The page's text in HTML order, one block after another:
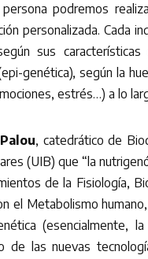
podremos
personalizada. Cada
sus
genética), según la
estrés…) a lo
, catedrático de
(UIB) que “la
de la Fisiología,
el Metabolismo
(esencialmente,
las nuevas